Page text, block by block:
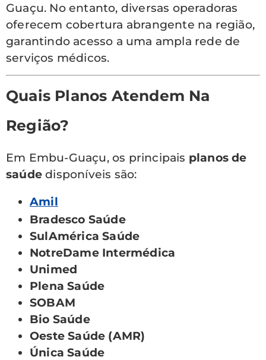
Guaçu. No entanto, diversas operadoras
oferecem cobertura abrangente na região,
garantindo acesso a uma ampla rede de
serviços médicos.
Quais Planos Atendem Na
Região?
Em Embu-Guaçu, os principais planos de
saúde disponíveis são:
Amil
Bradesco Saúde
SulAmérica Saúde
NotreDame Intermédica
Unimed
Plena Saúde
SOBAM
Bio Saúde
Oeste Saúde (AMR)
Única Saúde